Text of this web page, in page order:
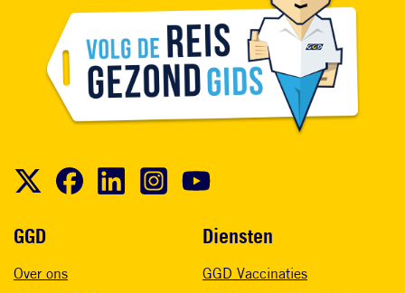
Voet
GGD
Over ons
Diensten
GGD Vaccinaties